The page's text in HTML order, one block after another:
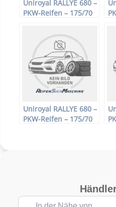
Uniroyal RALLYE 680 –
PKW-Reifen – 175/70
Sommerreifen
Uniroyal RALLYE 680 –
PKW-Reifen – 175/70
In der Nähe von